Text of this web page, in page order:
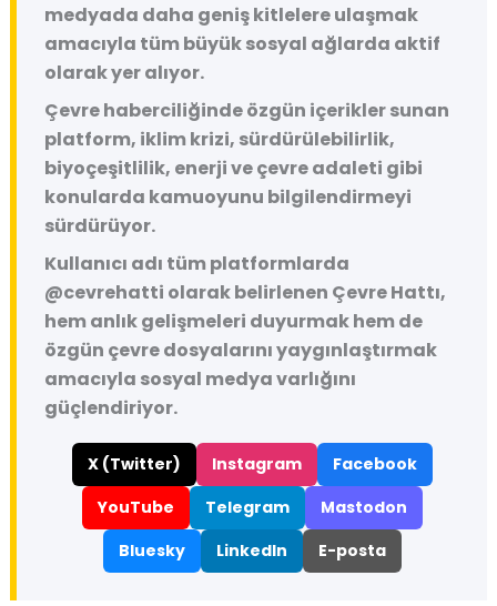
medyada daha geniş kitlelere ulaşmak
amacıyla tüm büyük sosyal ağlarda aktif
olarak yer alıyor.
Çevre haberciliğinde özgün içerikler sunan
platform, iklim krizi, sürdürülebilirlik,
biyoçeşitlilik, enerji ve çevre adaleti gibi
konularda kamuoyunu bilgilendirmeyi
sürdürüyor.
Kullanıcı adı tüm platformlarda
@cevrehatti olarak belirlenen Çevre Hattı,
hem anlık gelişmeleri duyurmak hem de
özgün çevre dosyalarını yaygınlaştırmak
amacıyla sosyal medya varlığını
güçlendiriyor.
X (Twitter) Instagram
Facebook
YouTube
Telegram
Mastodon
Bluesky
LinkedIn E-posta